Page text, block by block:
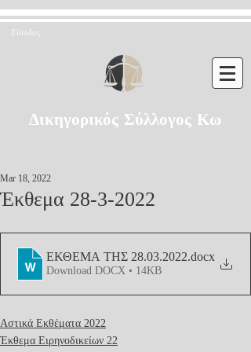
Είσοδος
Δικηγορικός Σύλλογος Κω
Έκθεμα 28-3-2022
Mar 18, 2022
ΕΚΘΕΜΑ ΤΗΣ 28.03.2022.docx
Download DOCX • 14KB
Αστικά Εκθέματα 2022
Έκθεμα Ειρηνοδικείων 22